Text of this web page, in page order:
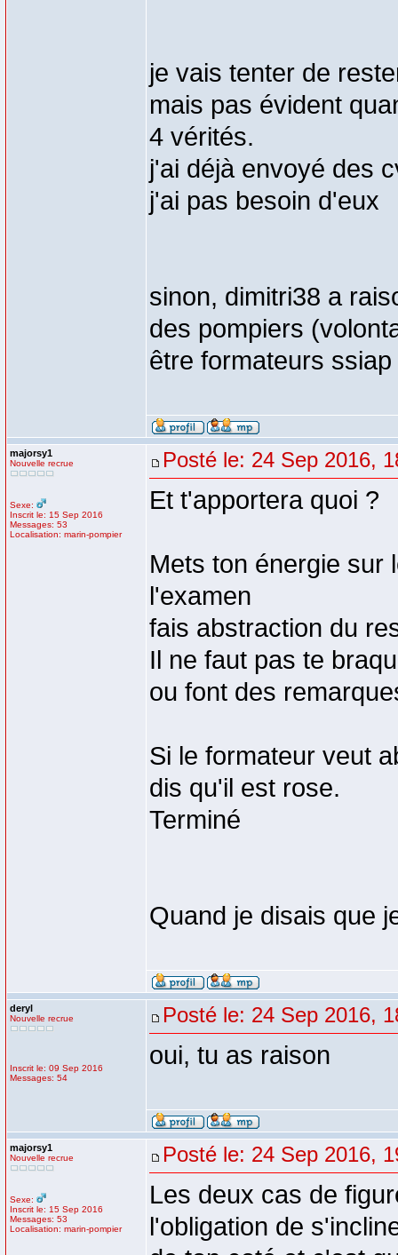
je vais tenter de
mais pas évident
4 vérités.
j'ai déjà envoyé des
j'ai pas besoin d'eux
sinon, dimitri38 a
des pompiers
être formateurs ssiap
majorsy1
Nouvelle recrue
Sexe:
Inscrit le: 15 Sep 2016
Messages: 53
Localisation: marin-pompier
Posté le: 24 Sep 2016,
Et t'apportera quoi ?
Mets ton énergie sur
l'examen
fais abstraction du
Il ne faut pas te
ou font des
Si le formateur veut
dis qu'il est rose.
Terminé
Quand je disais que
deryl
Nouvelle recrue
Inscrit le: 09 Sep 2016
Messages: 54
Posté le: 24 Sep 2016,
oui, tu as raison
majorsy1
Nouvelle recrue
Sexe:
Inscrit le: 15 Sep 2016
Messages: 53
Localisation: marin-pompier
Posté le: 24 Sep 2016,
Les deux cas de
l'obligation de